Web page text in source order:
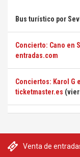
Venta de
Bus turístico por
Concierto: Cano en
entradas.com
Conciertos: Karol G
ticketmaster.es